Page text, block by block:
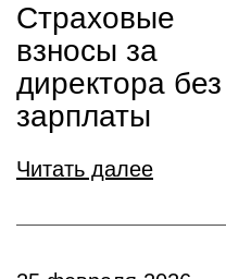
Страховые
взносы за
директора без
зарплаты
Читать далее